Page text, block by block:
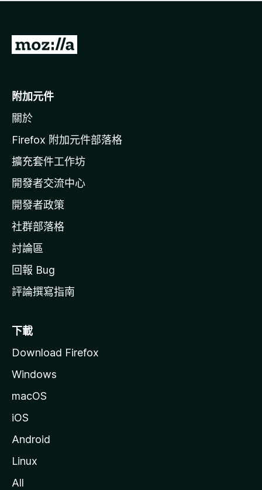
有
前
o
i
l
a
官
網
附加元件
關於
Firefox 附加元件部落格
擴充套件工作坊
開發者交流中心
開發者政策
社群部落格
討論區
回報 Bug
評論撰寫指南
下載
Download Firefox
Windows
macOS
iOS
Android
Linux
All